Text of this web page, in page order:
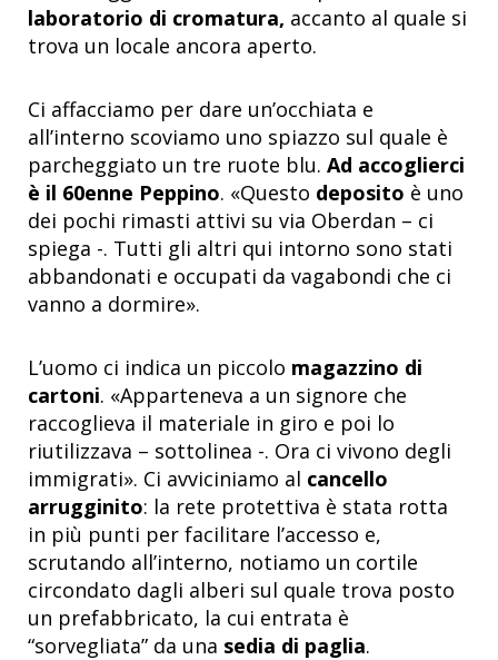
laboratorio di cromatura, accanto al quale si
trova un locale ancora aperto.
Ci affacciamo per dare un’occhiata e
all’interno scoviamo uno spiazzo sul quale è
parcheggiato un tre ruote blu. Ad accoglierci
è il 60enne Peppino. «Questo deposito è uno
dei pochi rimasti attivi su via Oberdan – ci
spiega -. Tutti gli altri qui intorno sono stati
abbandonati e occupati da vagabondi che ci
vanno a dormire».
L’uomo ci indica un piccolo magazzino di
cartoni. «Apparteneva a un signore che
raccoglieva il materiale in giro e poi lo
riutilizzava – sottolinea -. Ora ci vivono degli
immigrati». Ci avviciniamo al cancello
arrugginito: la rete protettiva è stata rotta
in più punti per facilitare l’accesso e,
scrutando all’interno, notiamo un cortile
circondato dagli alberi sul quale trova posto
un prefabbricato, la cui entrata è
“sorvegliata” da una sedia di paglia.